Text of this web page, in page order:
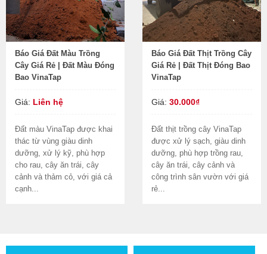
Báo Giá Đất Màu Trồng
Cây Giá Rẻ | Đất Màu Đóng
Bao VinaTap
Giá: Liên hệ
Đất màu VinaTap được khai
thác từ vùng giàu dinh
dưỡng, xử lý kỹ, phù hợp
cho rau, cây ăn trái, cây
cảnh và thảm cỏ, với giá cả
cạnh...
Báo Giá Đất Thịt Trồng Cây
Giá Rẻ | Đất Thịt Đóng Bao
VinaTap
Giá: 30.000₫
Đất thịt trồng cây VinaTap
được xử lý sạch, giàu dinh
dưỡng, phù hợp trồng rau,
cây ăn trái, cây cảnh và
công trình sân vườn với giá
rẻ...